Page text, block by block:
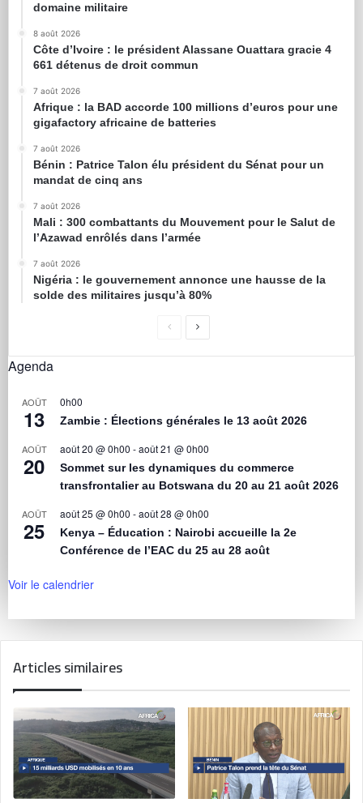
domaine militaire
8 août 2026
Côte d’Ivoire : le président Alassane Ouattara gracie 4
661 détenus de droit commun
7 août 2026
Afrique : la BAD accorde 100 millions d’euros pour une
gigafactory africaine de batteries
7 août 2026
Bénin : Patrice Talon élu président du Sénat pour un
mandat de cinq ans
7 août 2026
Mali : 300 combattants du Mouvement pour le Salut de
l’Azawad enrôlés dans l’armée
7 août 2026
Nigéria : le gouvernement annonce une hausse de la
solde des militaires jusqu’à 80%
Agenda
AOÛT
13
0h00
Zambie : Élections générales le 13 août 2026
AOÛT
20
août 20 @ 0h00 -août 21 @ 0h00
Sommet sur les dynamiques du commerce
transfrontalier au Botswana du 20 au 21 août 2026
AOÛT
25
août 25 @ 0h00 -août 28 @ 0h00
Kenya – Éducation : Nairobi accueille la 2e
Conférence de l’EAC du 25 au 28 août
Voir le calendrier
Articles similaires